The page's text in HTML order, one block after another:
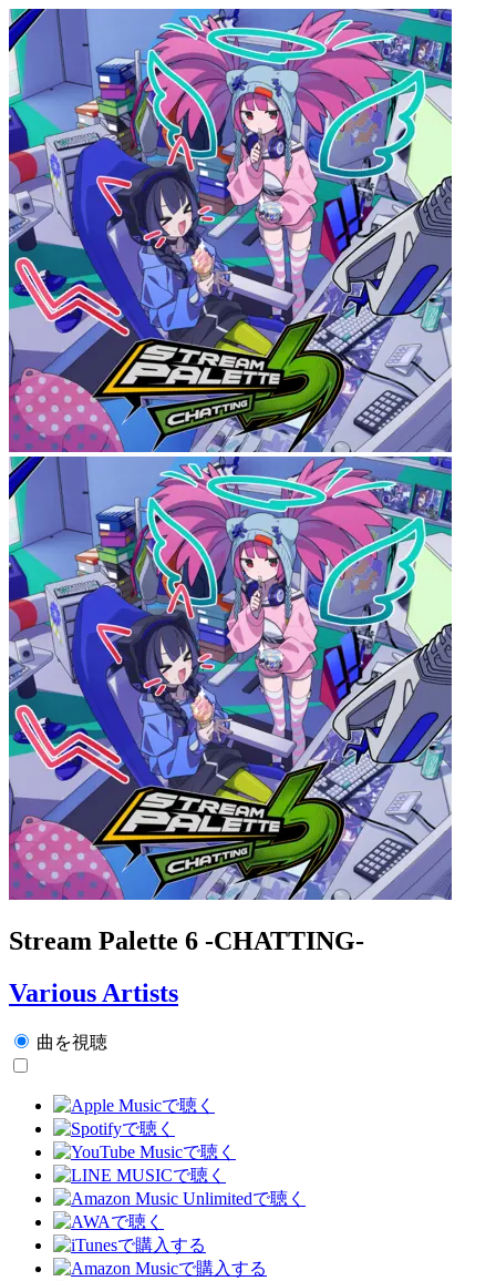
Stream Palette 6 -CHATTING-
Various Artists
曲を視聴